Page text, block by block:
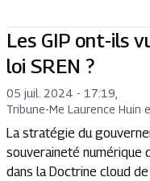
Les GIP ont-ils
loi SREN ?
05 juil. 2024 - 17:19
Tribune-Me Laurence Huin
La stratégie du
souveraineté numérique
dans la Doctrine cloud